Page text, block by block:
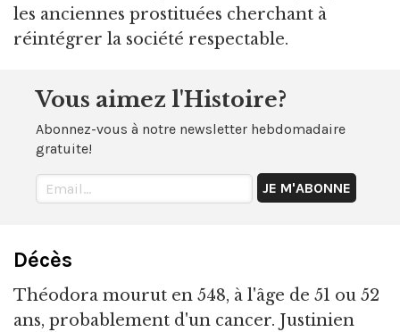
les anciennes prostituées cherchant à
réintégrer la société respectable.
Vous aimez l'Histoire?
Abonnez-vous à notre newsletter hebdomadaire
gratuite!
Décès
Théodora mourut en 548, à l'âge de 51 ou 52
ans, probablement d'un cancer. Justinien